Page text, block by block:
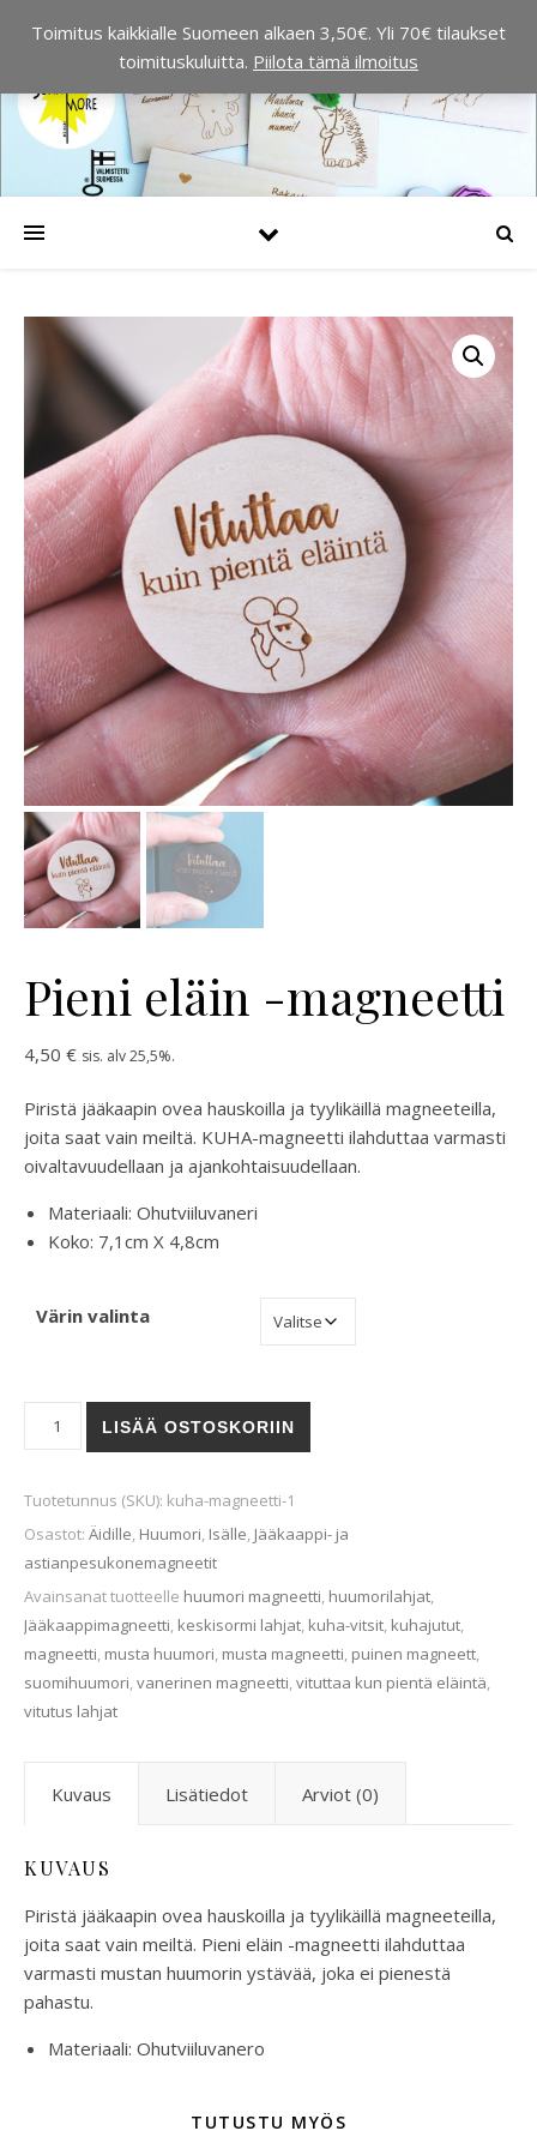
Pieni eläin -magneetti
4,50 € sis. alv 25,5%.
Piristä jääkaapin ovea hauskoilla ja tyylikäillä magneeteilla,
joita saat vain meiltä. KUHA-magneetti ilahduttaa varmasti
oivaltavuudellaan ja ajankohtaisuudellaan.
Materiaali: Ohutviiluvaneri
Koko: 7,1cm X 4,8cm
Värin valinta
Pieni eläin -magneetti määrä
LISÄÄ OSTOSKORIIN
Tuotetunnus (SKU): kuha-magneetti-1
Osastot: Äidille, Huumori, Isälle, Jääkaappi- ja
astianpesukonemagneetit
Avainsanat tuotteelle huumori magneetti, huumorilahjat,
Jääkaappimagneetti, keskisormi lahjat, kuha-vitsit, kuhajutut,
magneetti, musta huumori, musta magneetti, puinen magneett,
suomihuumori,vanerinen magneetti,vituttaa kun pientä eläintä,
vitutus lahjat
Kuvaus Lisätiedot Arviot (0)
KUVAUS
Piristä jääkaapin ovea hauskoilla ja tyylikäillä magneeteilla,
joita saat vain meiltä. Pieni eläin -magneetti ilahduttaa
varmasti mustan huumorin ystävää, joka ei pienestä
pahastu.
Materiaali: Ohutviiluvanero
TUTUSTU MYÖS
Toimitus kaikkialle Suomeen alkaen 3,50€. Yli 70€ tilaukset
toimituskuluitta. Piilota tämä ilmoitus